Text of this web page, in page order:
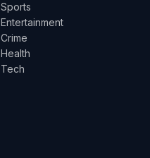
Sports
Entertainment
Crime
Health
Tech